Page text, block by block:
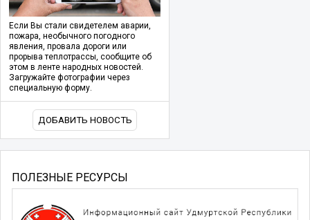
Если Вы стали свидетелем аварии,
пожара, необычного погодного
явления, провала дороги или
прорыва теплотрассы, сообщите об
этом в ленте народных новостей.
Загружайте фотографии через
специальную форму.
ДОБАВИТЬ НОВОСТЬ
ПОЛЕЗНЫЕ РЕСУРСЫ